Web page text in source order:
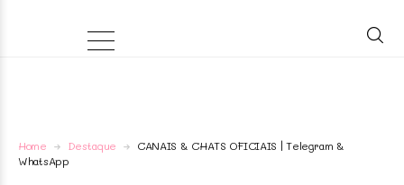
Home Destaque
CANAIS & CHATS OFICIAIS | Telegram &
WhatsApp